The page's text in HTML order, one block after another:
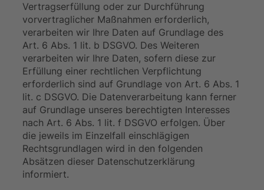
Vertragserfüllung oder zur Durchführung
vorvertraglicher Maßnahmen erforderlich,
verarbeiten wir Ihre Daten auf Grundlage des
Art. 6 Abs. 1 lit. b DSGVO. Des Weiteren
verarbeiten wir Ihre Daten, sofern diese zur
Erfüllung einer rechtlichen Verpflichtung
erforderlich sind auf Grundlage von Art. 6 Abs. 1
lit. c DSGVO. Die Datenverarbeitung kann ferner
auf Grundlage unseres berechtigten Interesses
nach Art. 6 Abs. 1 lit. f DSGVO erfolgen. Über
die jeweils im Einzelfall einschlägigen
Rechtsgrundlagen wird in den folgenden
Absätzen dieser Datenschutzerklärung
informiert.